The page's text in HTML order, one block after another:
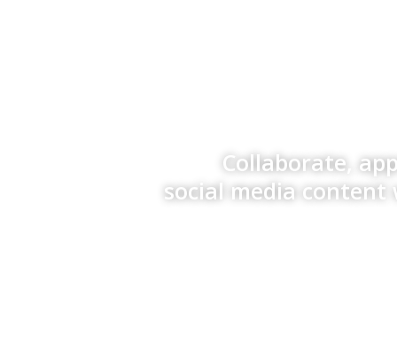
Collaborate,
social media